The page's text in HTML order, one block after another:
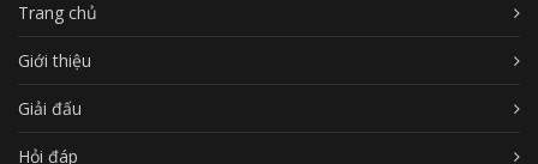
Trang chủ
Giới thiệu
Giải đấu
Hỏi đáp